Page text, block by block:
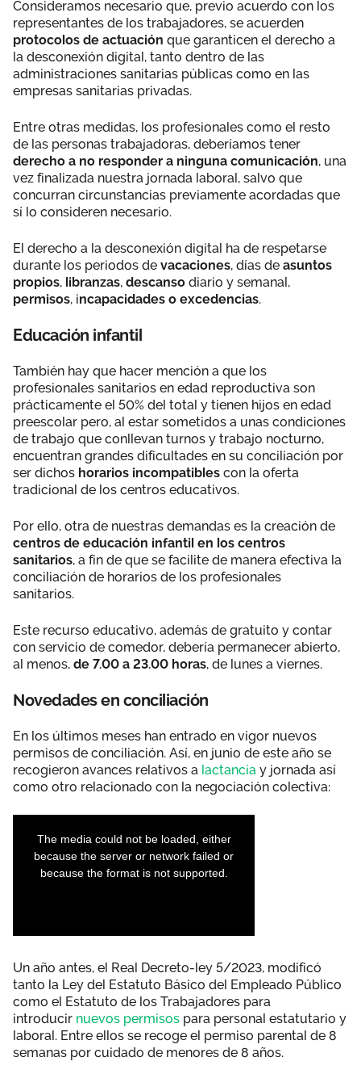
Consideramos necesario que, previo acuerdo con los
representantes de los trabajadores, se acuerden
protocolos de actuación que garanticen el derecho a
la desconexión digital, tanto dentro de las
administraciones sanitarias públicas como en las
empresas sanitarias privadas.
Entre otras medidas, los profesionales como el resto
de las personas trabajadoras, deberíamos tener
derecho a no responder a ninguna comunicación, una
vez finalizada nuestra jornada laboral, salvo que
concurran circunstancias previamente acordadas que
sí lo consideren necesario.
El derecho a la desconexión digital ha de respetarse
durante los periodos de vacaciones, días de asuntos
propios, libranzas, descanso diario y semanal,
permisos, incapacidades o excedencias.
Educación infantil
También hay que hacer mención a que los
profesionales sanitarios en edad reproductiva son
prácticamente el 50% del total y tienen hijos en edad
preescolar pero, al estar sometidos a unas condiciones
de trabajo que conllevan turnos y trabajo nocturno,
encuentran grandes dificultades en su conciliación por
ser dichos horarios incompatibles con la oferta
tradicional de los centros educativos.
Por ello, otra de nuestras demandas es la creación de
centros de educación infantil en los centros
sanitarios, a fin de que se facilite de manera efectiva la
conciliación de horarios de los profesionales
sanitarios.
Este recurso educativo, además de gratuito y contar
con servicio de comedor, debería permanecer abierto,
al menos, de 7.00 a 23.00 horas, de lunes a viernes.
Novedades en conciliación
En los últimos meses han entrado en vigor nuevos
permisos de conciliación. Así, en junio de este año se
recogieron avances relativos a lactancia y jornada así
como otro relacionado con la negociación colectiva:
Un año antes, el Real Decreto-ley 5/2023, modificó
tanto la Ley del Estatuto Básico del Empleado Público
como el Estatuto de los Trabajadores para
introducir nuevos permisos para personal estatutario y
laboral. Entre ellos se recoge el permiso parental de 8
semanas por cuidado de menores de 8 años.